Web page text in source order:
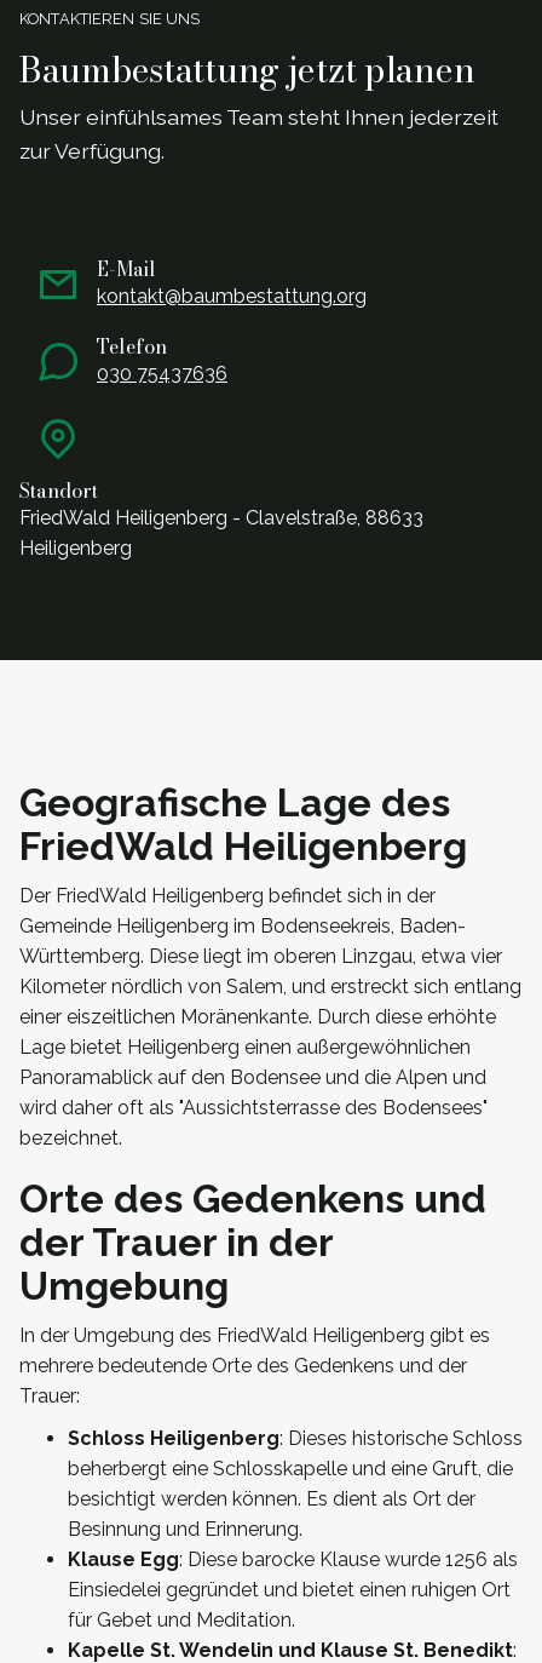
KONTAKTIEREN SIE UNS
Baumbestattung jetzt planen
Unser einfühlsames Team steht Ihnen jederzeit
zur Verfügung.
E-Mail
kontakt@baumbestattung.org
Telefon
030 75437636
Standort
FriedWald Heiligenberg - Clavelstraße, 88633
Heiligenberg
Geografische Lage des
FriedWald Heiligenberg
Der FriedWald Heiligenberg befindet sich in der
Gemeinde Heiligenberg im Bodenseekreis, Baden-
Württemberg. Diese liegt im oberen Linzgau, etwa vier
Kilometer nördlich von Salem, und erstreckt sich entlang
einer eiszeitlichen Moränenkante. Durch diese erhöhte
Lage bietet Heiligenberg einen außergewöhnlichen
Panoramablick auf den Bodensee und die Alpen und
wird daher oft als "Aussichtsterrasse des Bodensees"
bezeichnet.
Orte des Gedenkens und
der Trauer in der
Umgebung
In der Umgebung des FriedWald Heiligenberg gibt es
mehrere bedeutende Orte des Gedenkens und der
Trauer:
Schloss Heiligenberg: Dieses historische Schloss
beherbergt eine Schlosskapelle und eine Gruft, die
besichtigt werden können. Es dient als Ort der
Besinnung und Erinnerung.
Klause Egg: Diese barocke Klause wurde 1256 als
Einsiedelei gegründet und bietet einen ruhigen Ort
für Gebet und Meditation.
Kapelle St. Wendelin und Klause St. Benedikt: